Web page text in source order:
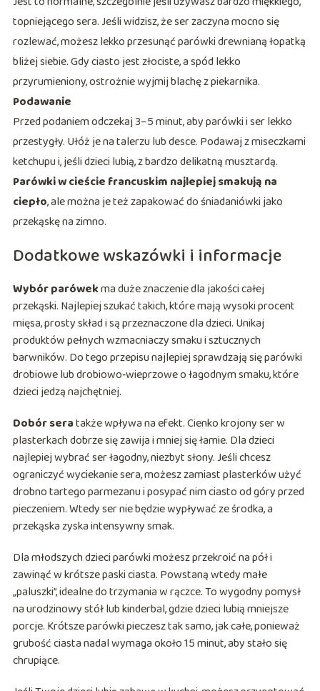
topniejącego sera. Jeśli widzisz, że ser zaczyna mocno się
rozlewać, możesz lekko przesunąć parówki drewnianą łopatką
bliżej siebie. Gdy ciasto jest złociste, a spód lekko
przyrumieniony, ostrożnie wyjmij blachę z piekarnika.
Podawanie
Przed podaniem odczekaj 3–5 minut, aby parówki i ser lekko
przestygły. Ułóż je na talerzu lub desce. Podawaj z miseczkami
ketchupu i, jeśli dzieci lubią, z bardzo delikatną musztardą.
Parówki w cieście francuskim najlepiej smakują na
ciepło, ale można je też zapakować do śniadaniówki jako
przekąskę na zimno.
Dodatkowe wskazówki i informacje
Wybór parówekma duże znaczenie dla jakości całej
przekąski. Najlepiej szukać takich, które mają wysoki procent
mięsa, prosty skład i są przeznaczone dla dzieci. Unikaj
produktów pełnych wzmacniaczy smaku i sztucznych
barwników. Do tego przepisu najlepiej sprawdzają się parówki
drobiowe lub drobiowo‑wieprzowe o łagodnym smaku, które
dzieci jedzą najchętniej.
Dobór seratakże wpływa na efekt. Cienko krojony ser w
plasterkach dobrze się zawija i mniej się łamie. Dla dzieci
najlepiej wybrać ser łagodny, niezbyt słony. Jeśli chcesz
ograniczyć wyciekanie sera, możesz zamiast plasterków użyć
drobno tartego parmezanu i posypać nim ciasto od góry przed
pieczeniem. Wtedy ser nie będzie wypływać ze środka, a
przekąska zyska intensywny smak.
Dla młodszych dzieci parówki możesz przekroić na pół i
zawinąć w krótsze paski ciasta. Powstaną wtedy małe
„paluszki”, idealne do trzymania w rączce. To wygodny pomysł
na urodzinowy stół lub kinderbal, gdzie dzieci lubią mniejsze
porcje. Krótsze parówki pieczesz tak samo, jak całe, ponieważ
grubość ciasta nadal wymaga około 15 minut, aby stało się
chrupiące.